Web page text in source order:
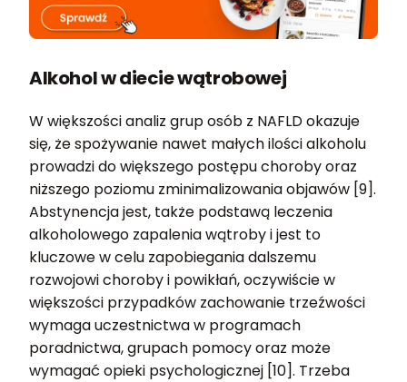
Alkohol w diecie wątrobowej
W większości analiz grup osób z NAFLD okazuje
się, że spożywanie nawet małych ilości alkoholu
prowadzi do większego postępu choroby oraz
niższego poziomu zminimalizowania objawów [9].
Abstynencja jest, także podstawą leczenia
alkoholowego zapalenia wątroby i jest to
kluczowe w celu zapobiegania dalszemu
rozwojowi choroby i powikłań, oczywiście w
większości przypadków zachowanie trzeźwości
wymaga uczestnictwa w programach
poradnictwa, grupach pomocy oraz może
wymagać opieki psychologicznej [10]. Trzeba